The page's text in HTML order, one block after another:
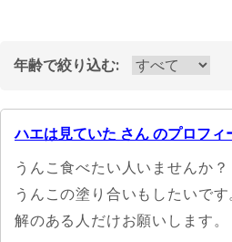
年齢で絞り込む:
ハエは見ていた さん のプロフィ
うんこ食べたい人いませんか？
うんこの塗り合いもしたいで
解のある人だけお願いします。